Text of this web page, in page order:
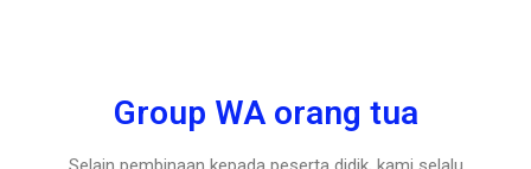
Group WA orang tua